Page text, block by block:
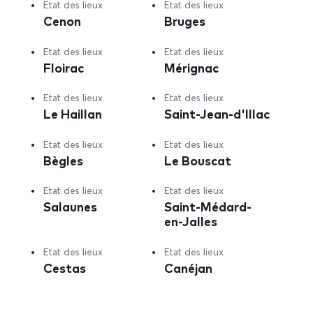
Etat des lieux
Cenon
Etat des lieux
Bruges
Etat des lieux
Floirac
Etat des lieux
Mérignac
Etat des lieux
Le Haillan
Etat des lieux
Saint-Jean-d'Illac
Etat des lieux
Bègles
Etat des lieux
Le Bouscat
Etat des lieux
Salaunes
Etat des lieux
Saint-Médard-
en-Jalles
Etat des lieux
Cestas
Etat des lieux
Canéjan